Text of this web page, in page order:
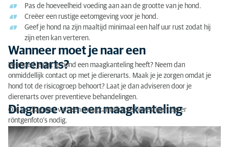
Pas de hoeveelheid voeding aan aan de grootte van je hond.
Creëer een rustige eetomgeving voor je hond.
Geef je hond na zijn maaltijd minimaal een half uur rust zodat hij
zijn eten kan verteren.
Wanneer moet je naar een
dierenarts?
Vermoed je dat je hond een maagkanteling heeft? Neem dan
onmiddellijk contact op met je dierenarts. Maak je je zorgen omdat je
hond tot de risicogroep behoort? Laat je dan adviseren door je
dierenarts over preventieve behandelingen.
Diagnose van een maagkanteling
Om de diagnose van een maagkanteling te bevestigen zijn er
röntgenfoto’s nodig.